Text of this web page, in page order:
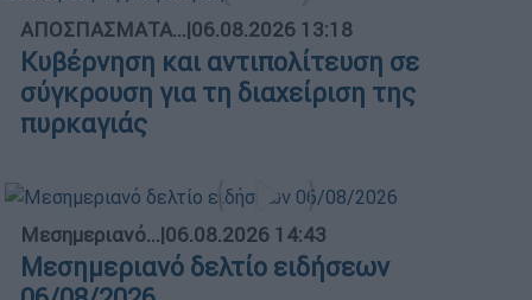
ΑΠΟΣΠΑΣΜΑΤΑ...|06.08.2026 13:18
Κυβέρνηση και αντιπολίτευση σε
σύγκρουση για τη διαχείριση της
πυρκαγιάς
Μεσημεριανό...|06.08.2026 14:43
Μεσημεριανό δελτίο ειδήσεων